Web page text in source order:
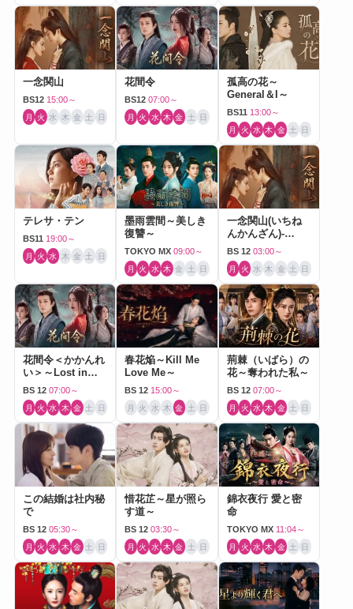
一念関山
BS12 15:00～
月 火 水 木 金 土 日
花間令
BS12 07:00～
月 火 水 木 金 土 日
孤高の花～
General＆I～
BS11 13:00～
月 火 水 木 金 土 日
テレサ・テン
BS11 19:00～
月 火 水 木 金 土 日
墨雨雲間～美しき
復讐～
TOKYO MX 09:00～
月 火 水 木 金 土 日
一念関山(いちね
んかんざん)-
Journey to Love-
BS 12 03:00～
月 火 水 木 金 土 日
花間令＜かかんれ
い＞～Lost in
Love～
BS 12 07:00～
月 火 水 木 金 土 日
春花焔～Kill Me
Love Me～
BS 12 15:00～
月 火 水 木 金 土 日
荊棘（いばら）の
花～奪われた私～
BS 12 07:00～
月 火 水 木 金 土 日
この結婚は社内秘
で
BS 12 05:30～
月 火 水 木 金 土 日
惜花芷～星が照ら
す道～
BS 12 03:30～
月 火 水 木 金 土 日
錦衣夜行 愛と密
命
TOKYO MX 11:04～
月 火 水 木 金 土 日